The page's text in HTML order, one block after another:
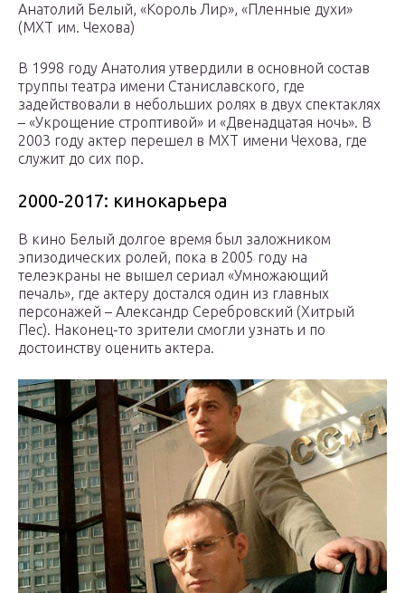
Анатолий Белый, «Король Лир», «Пленные духи»
(МХТ им. Чехова)
В 1998 году Анатолия утвердили в основной состав
труппы театра имени Станиславского, где
задействовали в небольших ролях в двух спектаклях
– «Укрощение строптивой» и «Двенадцатая ночь». В
2003 году актер перешел в МХТ имени Чехова, где
служит до сих пор.
2000-2017: кинокарьера
В кино Белый долгое время был заложником
эпизодических ролей, пока в 2005 году на
телеэкраны не вышел сериал «Умножающий
печаль», где актеру достался один из главных
персонажей – Александр Серебровский (Хитрый
Пес). Наконец-то зрители смогли узнать и по
достоинству оценить актера.